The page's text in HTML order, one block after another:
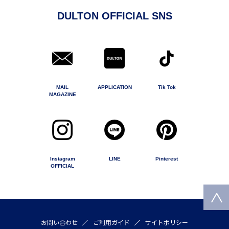
DULTON OFFICIAL SNS
MAIL
MAGAZINE
APPLICATION Tik Tok
Instagram
OFFICIAL
LINE Pinterest
お問い合わせ ご利用ガイド サイトポリシー